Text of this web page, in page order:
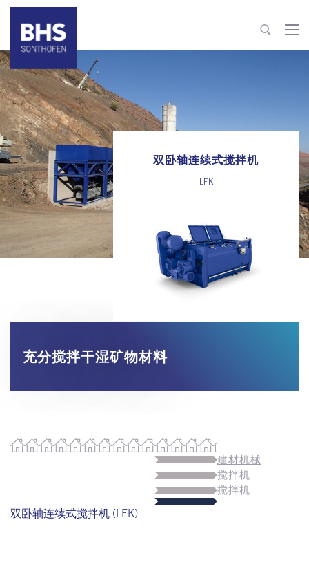
+86 22 82126263
building-materials@bhs-sonthofen.cn
联系信息
充分搅拌干湿矿物材料
双卧轴连续式搅拌机
LFK
建材机械
搅拌机
搅拌机
双卧轴连续式搅拌机 (LFK)